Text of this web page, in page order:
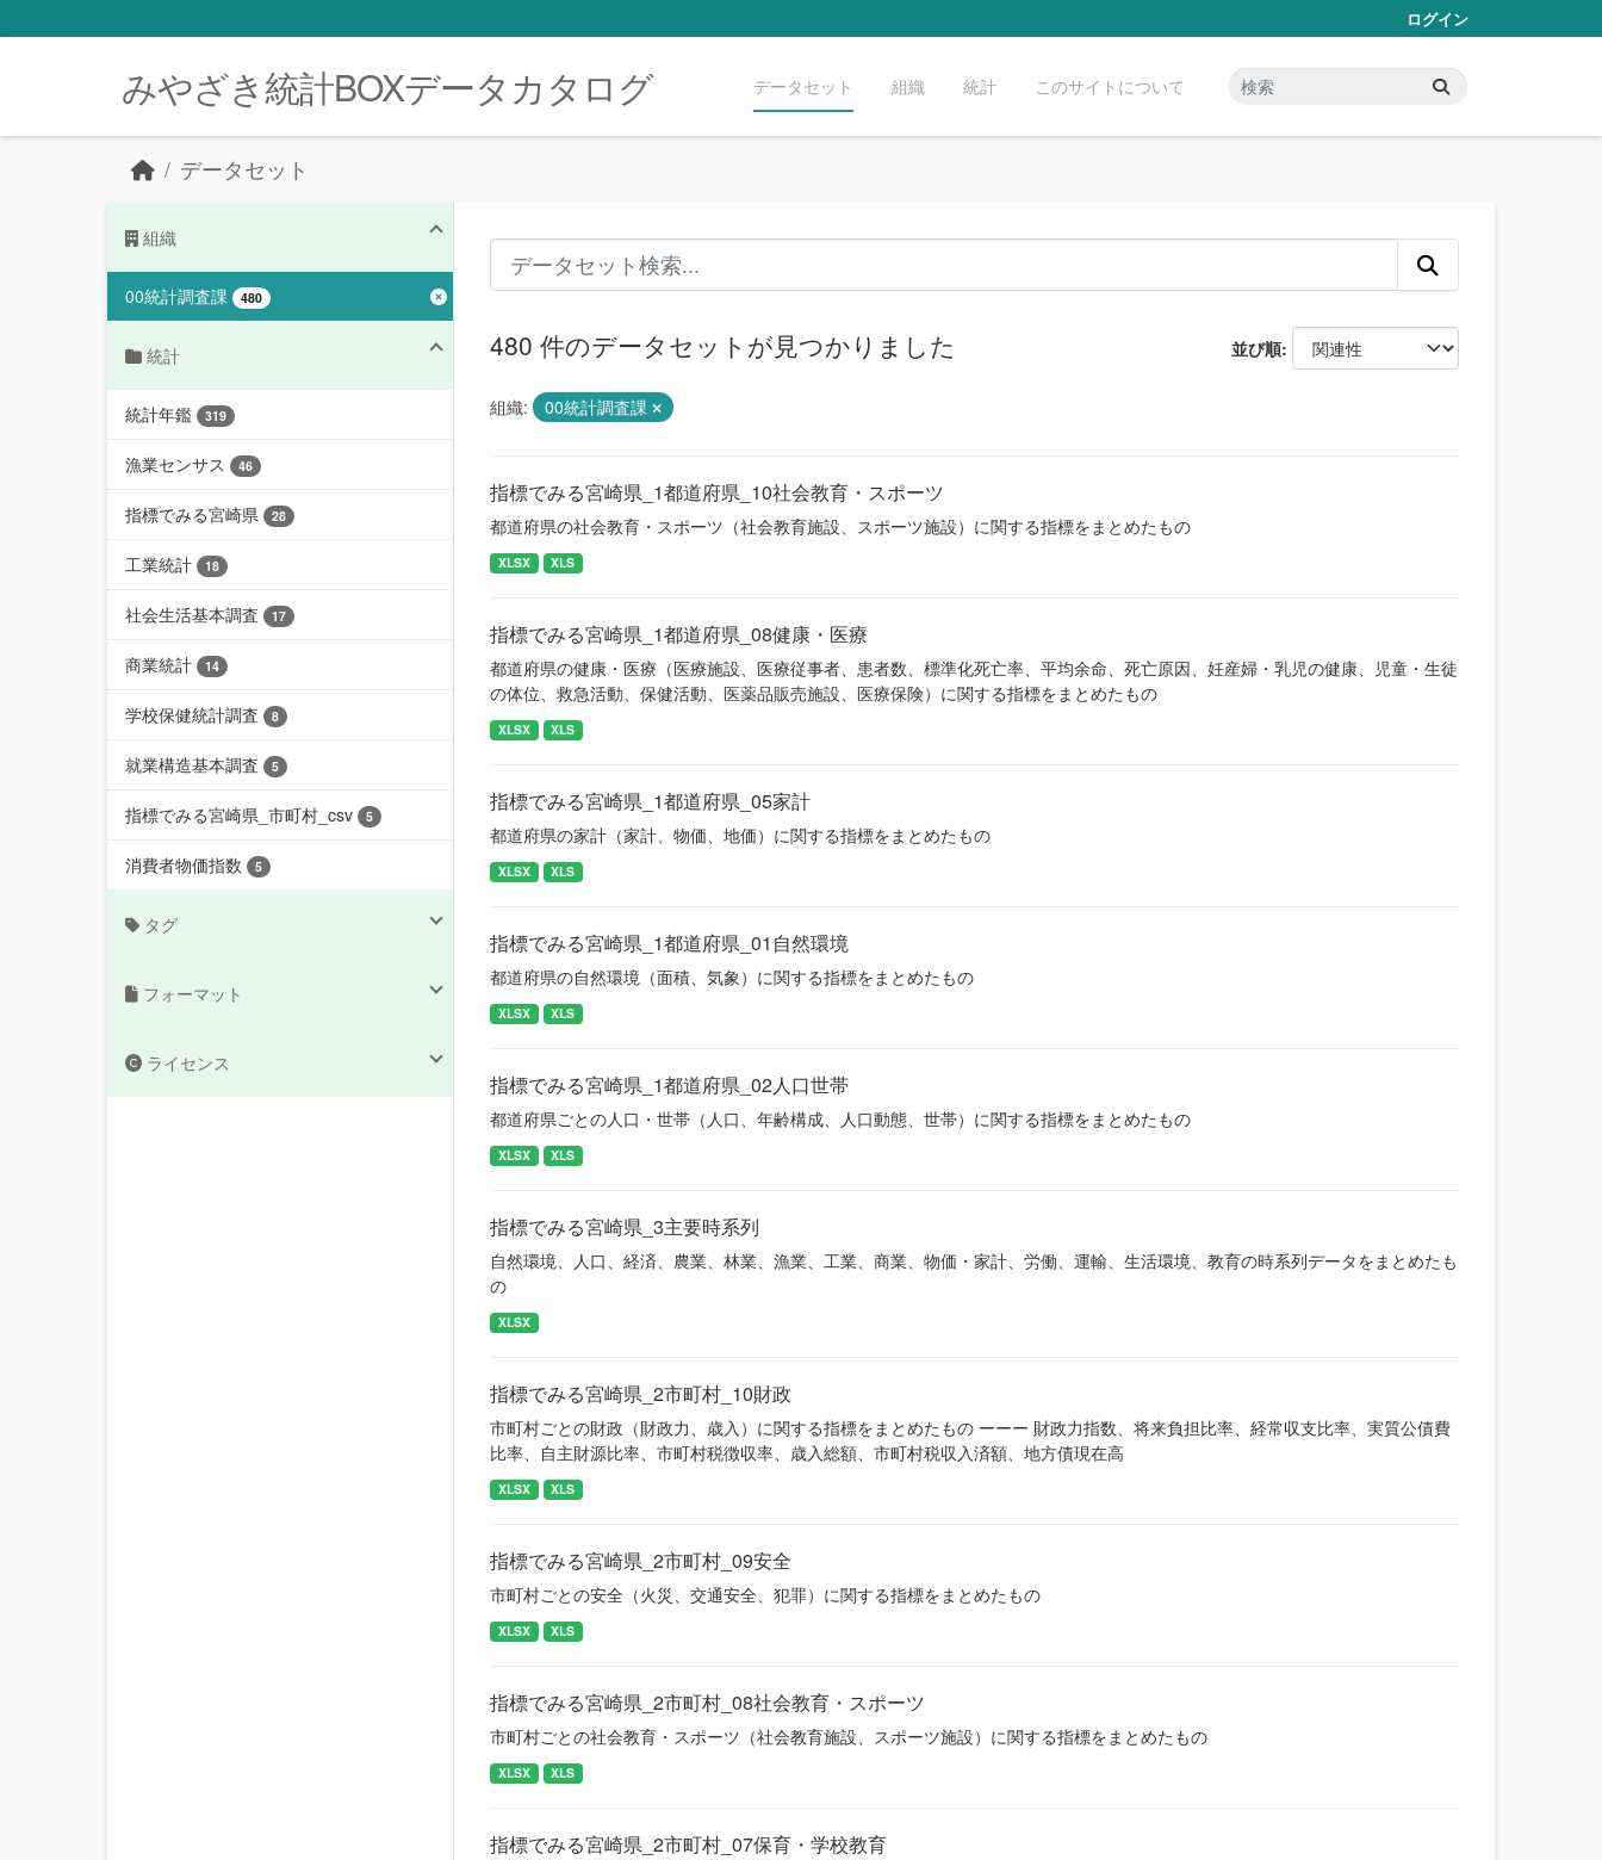
ログイン
みやざき統計BOXデータカタログ データセット 組織 統計 このサイトについて
データセット
組織
00統計調査課 480
統計
統計年鑑 319
漁業センサス 46
指標でみる宮崎県 28
工業統計 18
社会生活基本調査 17
商業統計 14
学校保健統計調査 8
就業構造基本調査 5
指標でみる宮崎県_市町村_csv 5
消費者物価指数 5
タグ
フォーマット
ライセンス
並び順
480 件のデータセットが見つかりました
組織: 00統計調査課
指標でみる宮崎県_1都道府県_10社会教育・スポーツ
都道府県の社会教育・スポーツ（社会教育施設、スポーツ施設）に関する指標をまとめたもの
XLSX XLS
指標でみる宮崎県_1都道府県_08健康・医療
都道府県の健康・医療（医療施設、医療従事者、患者数、標準化死亡率、平均余命、死亡原因、妊産婦・乳児の健康、児童・生徒
の体位、救急活動、保健活動、医薬品販売施設、医療保険）に関する指標をまとめたもの
XLSX XLS
指標でみる宮崎県_1都道府県_05家計
都道府県の家計（家計、物価、地価）に関する指標をまとめたもの
XLSX XLS
指標でみる宮崎県_1都道府県_01自然環境
都道府県の自然環境（面積、気象）に関する指標をまとめたもの
XLSX XLS
指標でみる宮崎県_1都道府県_02人口世帯
都道府県ごとの人口・世帯（人口、年齢構成、人口動態、世帯）に関する指標をまとめたもの
XLSX XLS
指標でみる宮崎県_3主要時系列
自然環境、人口、経済、農業、林業、漁業、工業、商業、物価・家計、労働、運輸、生活環境、教育の時系列データをまとめたも
の
XLSX
指標でみる宮崎県_2市町村_10財政
市町村ごとの財政（財政力、歳入）に関する指標をまとめたもの ーーー 財政力指数、将来負担比率、経常収支比率、実質公債費
比率、自主財源比率、市町村税徴収率、歳入総額、市町村税収入済額、地方債現在高
XLSX XLS
指標でみる宮崎県_2市町村_09安全
市町村ごとの安全（火災、交通安全、犯罪）に関する指標をまとめたもの
XLSX XLS
指標でみる宮崎県_2市町村_08社会教育・スポーツ
市町村ごとの社会教育・スポーツ（社会教育施設、スポーツ施設）に関する指標をまとめたもの
XLSX XLS
指標でみる宮崎県_2市町村_07保育・学校教育